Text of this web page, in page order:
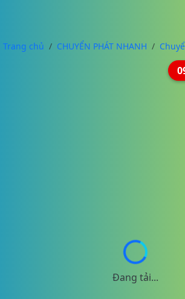
Trang chủ CHUYỂN PHÁT NHANH
Đang tải...